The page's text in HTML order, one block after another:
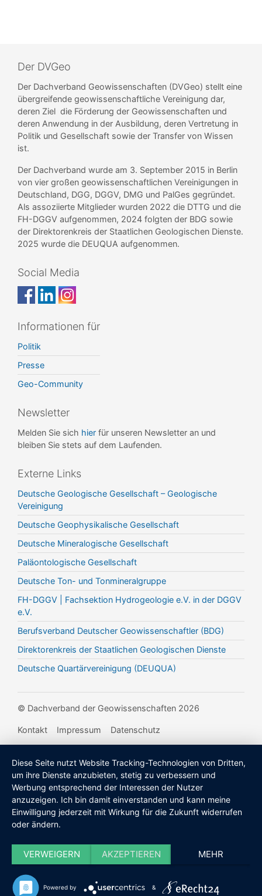
Der DVGeo
Der Dachverband Geowissenschaften (DVGeo) stellt eine
übergreifende geowissenschaftliche Vereinigung dar,
deren Ziel die Förderung der Geowissenschaften und
deren Anwendung in der Ausbildung, deren Vertretung in
Politik und Gesellschaft sowie der Transfer von Wissen
ist.
Der Dachverband wurde am 3. September 2015 in Berlin
von vier großen geowissenschaftlichen Vereinigungen in
Deutschland, DGG, DGGV, DMG und PalGes gegründet.
Als assoziierte Mitglieder wurden 2022 die DTTG und die
FH-DGGV aufgenommen, 2024 folgten der BDG sowie
der Direktorenkreis der Staatlichen Geologischen Dienste.
2025 wurde die DEUQUA aufgenommen.
Social Media
Informationen für
Politik
Presse
Geo-Community
Newsletter
Melden Sie sich hier für unseren Newsletter an und
bleiben Sie stets auf dem Laufenden.
Externe Links
Deutsche Geologische Gesellschaft – Geologische
Vereinigung
Deutsche Geophysikalische Gesellschaft
Deutsche Mineralogische Gesellschaft
Paläontologische Gesellschaft
Deutsche Ton- und Tonmineralgruppe
FH-DGGV | Fachsektion Hydrogeologie e.V. in der DGGV
e.V.
Berufsverband Deutscher Geowissenschaftler (BDG)
Direktorenkreis der Staatlichen Geologischen Dienste
Deutsche Quartärvereinigung (DEUQUA)
© Dachverband der Geowissenschaften 2026
Kontakt Impressum Datenschutz
Diese Seite nutzt Website Tracking-Technologien von Dritten,
um ihre Dienste anzubieten, stetig zu verbessern und
Werbung entsprechend der Interessen der Nutzer
anzuzeigen. Ich bin damit einverstanden und kann meine
Einwilligung jederzeit mit Wirkung für die Zukunft widerrufen
oder ändern.
VERWEIGERN AKZEPTIEREN MEHR
Powered by &